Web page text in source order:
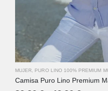
4XL
MUJER PURO LINO 100% PREMIUM
Camisa Puro Lino Premium